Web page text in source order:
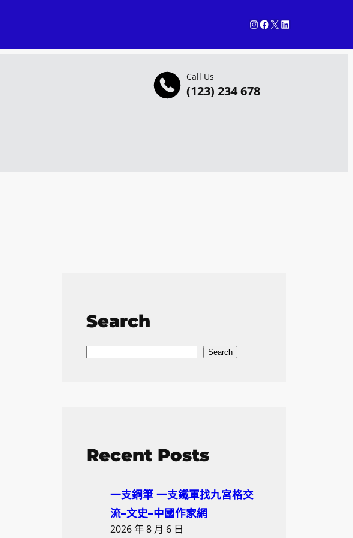
Call Us
(123) 234 678
InstagramFacebook X LinkedIn
Search
S
h
Search
Recent Posts
一支鋼筆 一支鐵軍找九宮格交
流–文史–中國作家網
2026 年 8 月 6 日